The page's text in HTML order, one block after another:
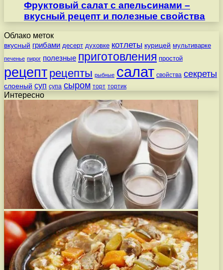
Фруктовый салат с апельсинами –
вкусный рецепт и полезные свойства
Облако меток
вкусный грибами десерт духовке котлеты курицей мультиварке
печенье пирог полезные приготовления простой
рецепт рецепты рыбные салат свойства секреты
слоеный суп супа сыром торт тортик
Интересно